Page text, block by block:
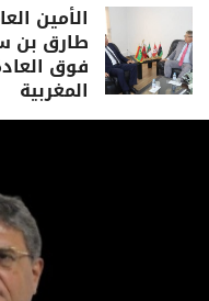
الأمين
طارق بن
فوق
المغربية